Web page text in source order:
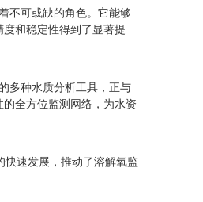
不可或缺的角色。它能够
和稳定性得到了显著提
多种水质分析工具，正与
全方位监测网络，为水资
快速发展，推动了溶解氧监